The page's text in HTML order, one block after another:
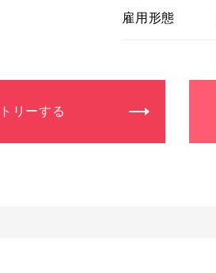
雇用形態
リーする